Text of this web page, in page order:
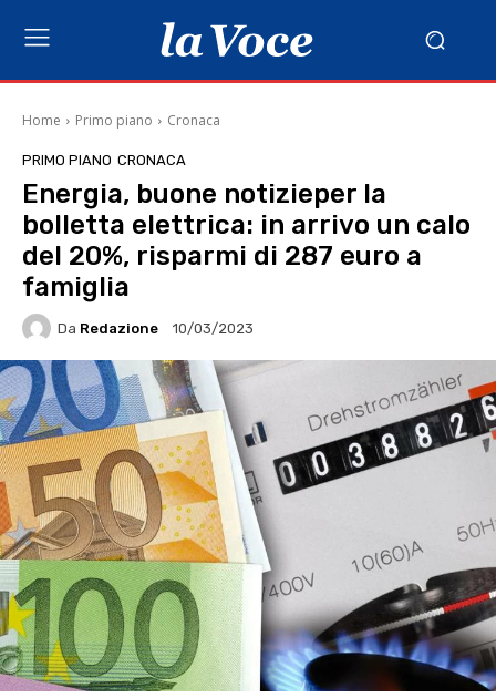
Home Primo piano Cronaca
PRIMO PIANO CRONACA
Energia, buone notizieper la
bolletta elettrica: in arrivo un calo
del 20%, risparmi di 287 euro a
famiglia
Da Redazione 10/03/2023